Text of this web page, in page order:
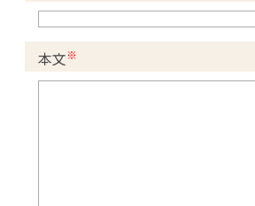
本文※